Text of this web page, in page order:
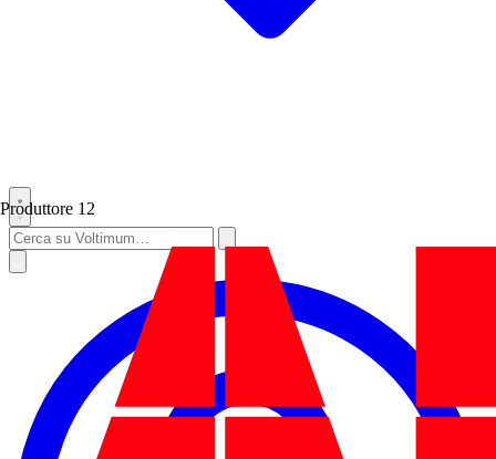
Produttore 12